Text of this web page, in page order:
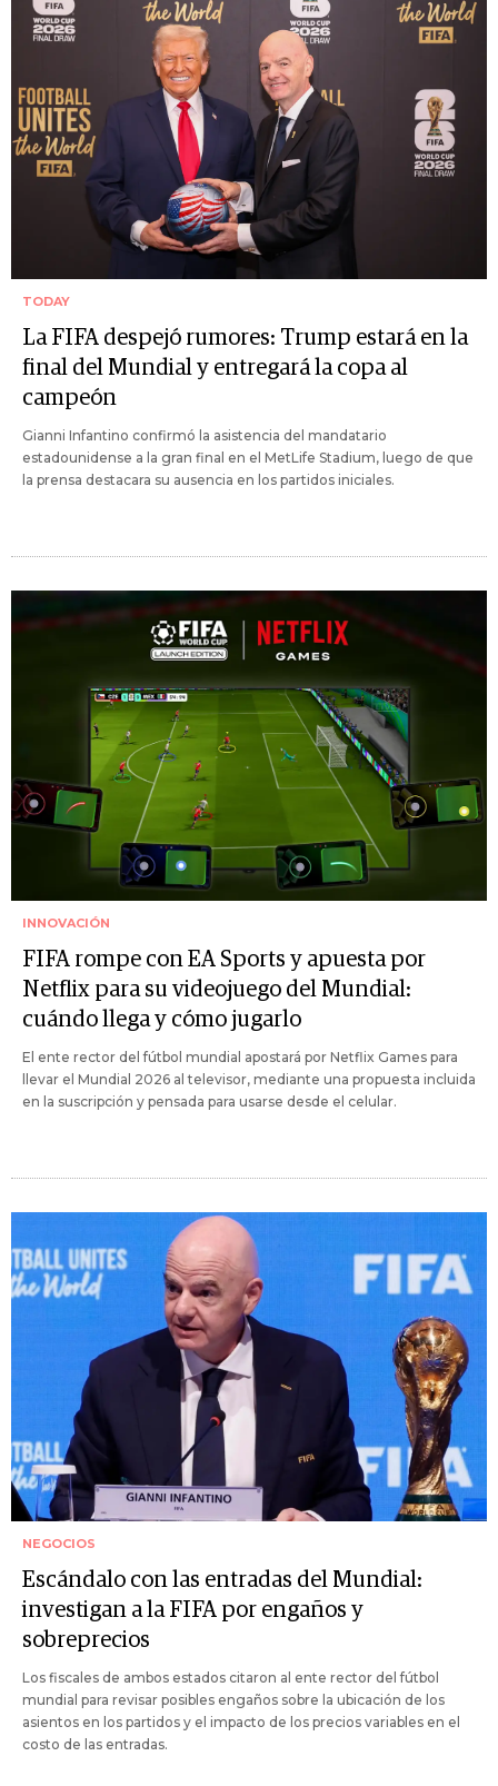
TODAY
La FIFA despejó rumores: Trump estará en la
final del Mundial y entregará la copa al
campeón
Gianni Infantino confirmó la asistencia del mandatario
estadounidense a la gran final en el MetLife Stadium, luego de que
la prensa destacara su ausencia en los partidos iniciales.
INNOVACIÓN
FIFA rompe con EA Sports y apuesta por
Netflix para su videojuego del Mundial:
cuándo llega y cómo jugarlo
El ente rector del fútbol mundial apostará por Netflix Games para
llevar el Mundial 2026 al televisor, mediante una propuesta incluida
en la suscripción y pensada para usarse desde el celular.
NEGOCIOS
Escándalo con las entradas del Mundial:
investigan a la FIFA por engaños y
sobreprecios
Los fiscales de ambos estados citaron al ente rector del fútbol
mundial para revisar posibles engaños sobre la ubicación de los
asientos en los partidos y el impacto de los precios variables en el
costo de las entradas.